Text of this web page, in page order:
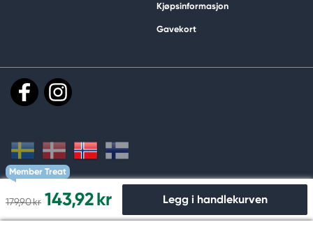
Member Treat
179,90 kr 143,92 kr Legg i handlekurven
Kjøpsinformasjon
Gavekort
Handle og betal trygt hos oss